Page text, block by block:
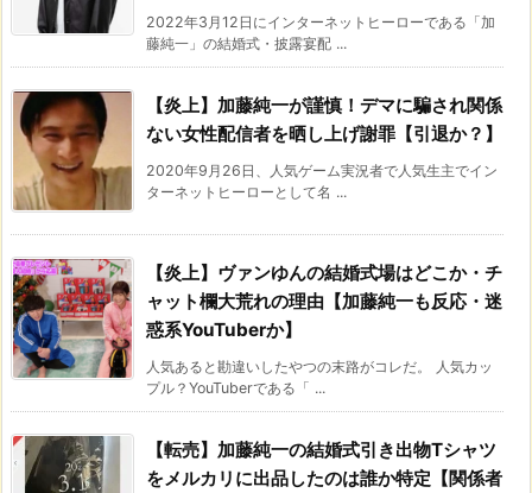
2022年3月12日にインターネットヒーローである「加
藤純一」の結婚式・披露宴配 ...
【炎上】加藤純一が謹慎！デマに騙され関係
ない女性配信者を晒し上げ謝罪【引退か？】
2020年9月26日、人気ゲーム実況者で人気生主でイン
ターネットヒーローとして名 ...
【炎上】ヴァンゆんの結婚式場はどこか・チ
ャット欄大荒れの理由【加藤純一も反応・迷
惑系YouTuberか】
人気あると勘違いしたやつの末路がコレだ。 人気カッ
プル？YouTuberである「 ...
【転売】加藤純一の結婚式引き出物Tシャツ
をメルカリに出品したのは誰か特定【関係者